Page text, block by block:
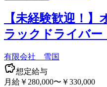
【未経験歓迎！】
ラックドライバー
有限会社 雪国
想定給与
月給￥280,000〜￥330,000